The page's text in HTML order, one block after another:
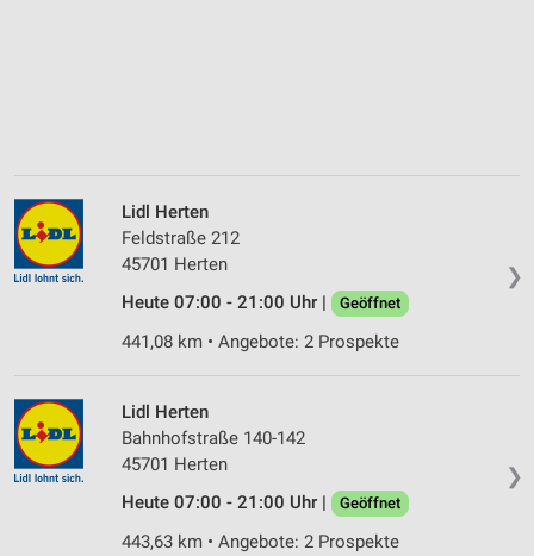
❯
Lidl Herten
Feldstraße 212
45701 Herten
Heute 07:00 - 21:00 Uhr |
Geöffnet
441,08 km • Angebote: 2 Prospekte
❯
Lidl Herten
Bahnhofstraße 140-142
45701 Herten
Heute 07:00 - 21:00 Uhr |
Geöffnet
443,63 km • Angebote: 2 Prospekte